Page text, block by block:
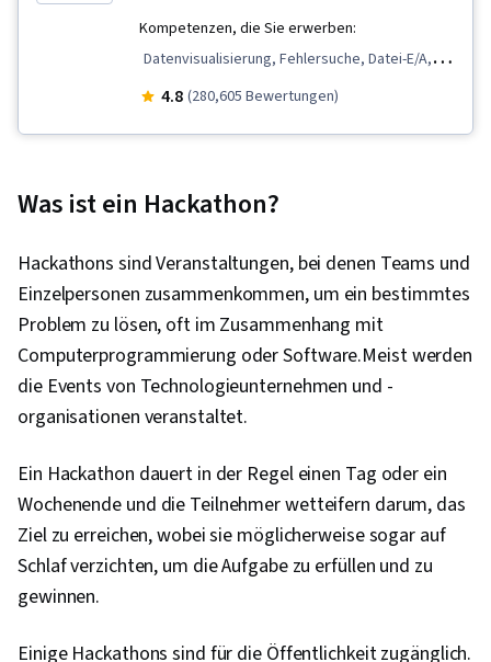
Kompetenzen, die Sie erwerben:
Datenvisualisierung, Fehlersuche, Datei-E/A,
Grundsätze der Programmierung, Datenbank-
der Daten, Datenspeicher, Software zur
Entwicklung, Datenbank-Design, JSON,
Relationale Datenbanken, Restful API,
Datenmanipulation, Datenanalyse,
Dateiverwaltung, Installation der Software,
Entwicklungsumgebung, Datenerhebung,
Algorithmen, Webanalyse und SEO,
Daten, Objektorientierte Programmierung
(OOP), Anwendungsprogrammierschnittstelle
(API), Datenmodellierung,
Computerprogrammierung, Computational
Markup Language (HTML), Erweiterbare Markup-
4.8 (280,605 Bewertungen)
Was ist ein Hackathon?
Hackathons sind Veranstaltungen, bei denen Teams und
Einzelpersonen zusammenkommen, um ein bestimmtes
Problem zu lösen, oft im Zusammenhang mit
Computerprogrammierung oder Software.Meist werden
die Events von Technologieunternehmen und -
organisationen veranstaltet.
Ein Hackathon dauert in der Regel einen Tag oder ein
Wochenende und die Teilnehmer wetteifern darum, das
Ziel zu erreichen, wobei sie möglicherweise sogar auf
Schlaf verzichten, um die Aufgabe zu erfüllen und zu
gewinnen.
Einige Hackathons sind für die Öffentlichkeit zugänglich.